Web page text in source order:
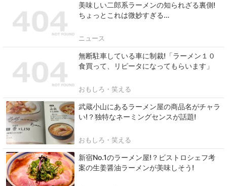
美味しい二郎系ラーメンの知られざる裏側!
ちょっとこれは微妙すぎる…
ニュース
無断駐車している車に制裁!「ラーメン１０
食買って、リピータになってもらいます」
おもしろ・笑える
武蔵小山にあるラーメン屋の商品名がチャラ
い!？独特なネーミングセンスが話題!
おもしろ・笑える
新宿No.1のラーメン屋!？ビストロシェフ考
案の生姜醤油ラーメンが美味しそう!